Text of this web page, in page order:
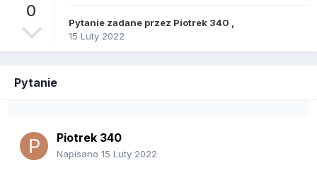
0
Pytanie zadane przez Piotrek 340
15 Luty 2022
Pytanie
Piotrek 340
Napisano 15 Luty 2022